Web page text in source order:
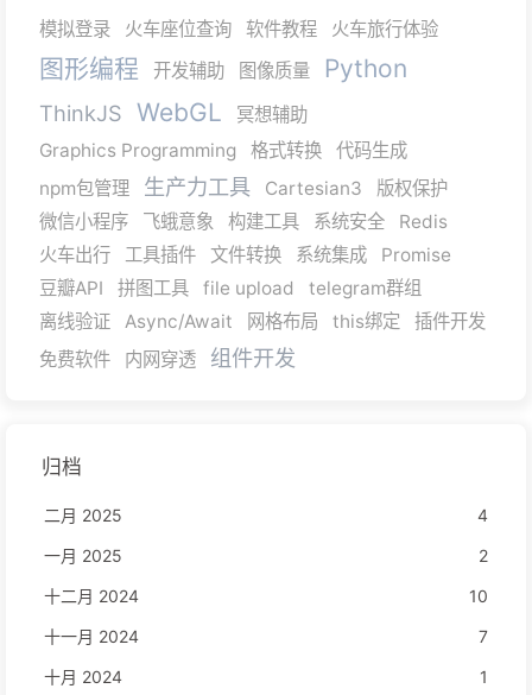
模拟登录 火车座位查询 软件教程 火车旅行体验
图形编程 开发辅助 图像质量 Python
ThinkJS WebGL
冥想辅助
Graphics Programming
格式转换
代码生成
npm包管理
生产力工具 Cartesian3
版权保护
微信小程序
飞蛾意象 构建工具 系统安全
Redis
火车出行
工具插件 文件转换 系统集成
Promise
豆瓣API
拼图工具 file upload
telegram群组
离线验证
Async/Await 网格布局 this绑定
插件开发
免费软件
内网穿透 组件开发
归档
二月 2025
4
一月 2025
2
十二月 2024
10
十一月 2024
7
十月 2024
1